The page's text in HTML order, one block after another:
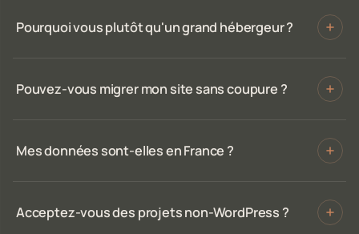
Pourquoi vous plutôt qu'un grand hébergeur ?
Pouvez-vous migrer mon site sans coupure ?
Mes données sont-elles en France ?
Acceptez-vous des projets non-WordPress ?